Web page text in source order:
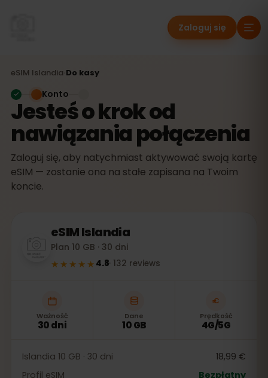
Zaloguj się
eSIM Islandia Do kasy
Jesteś o krok od
nawiązania połączenia
Zaloguj się, aby natychmiast aktywować swoją kartę
eSIM — zostanie ona na stałe zapisana na Twoim
koncie.
Konto
eSIMIslandia
Plan 10 GB · 30 dni
★★★★★ 4.8· 132 reviews
Ważność
30 dni
Dane
10 GB
Prędkość
4G/5G
Islandia 10 GB · 30 dni
18,99 €
Profil eSIM
Bezpłatny